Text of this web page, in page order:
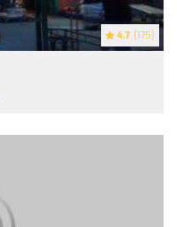
4.7 (175)